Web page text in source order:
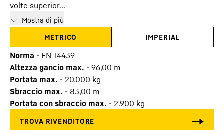
volte superior...
Mostra di più
METRICO
IMPERIAL
Norma - EN 14439
Altezza gancio max. - 96,00 m
Portata max. - 20.000 kg
Sbraccio max. - 83,00 m
Portata con sbraccio max. - 2.900 kg